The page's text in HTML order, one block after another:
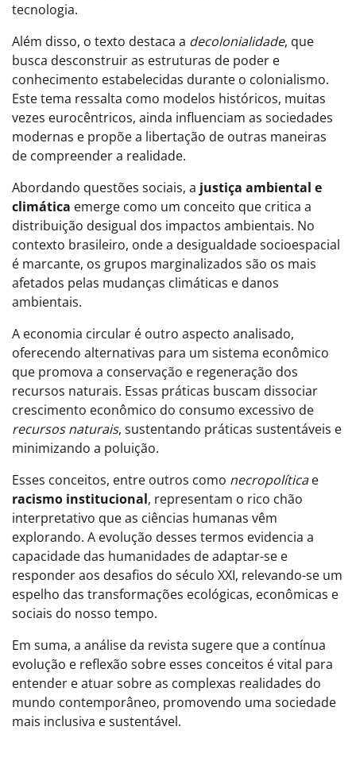
tecnologia.
Além disso, o texto destaca a decolonialidade, que
busca desconstruir as estruturas de poder e
conhecimento estabelecidas durante o colonialismo.
Este tema ressalta como modelos históricos, muitas
vezes eurocêntricos, ainda influenciam as sociedades
modernas e propõe a libertação de outras maneiras
de compreender a realidade.
Abordando questões sociais, a justiça ambiental e
climática emerge como um conceito que critica a
distribuição desigual dos impactos ambientais. No
contexto brasileiro, onde a desigualdade socioespacial
é marcante, os grupos marginalizados são os mais
afetados pelas mudanças climáticas e danos
ambientais.
A economia circular é outro aspecto analisado,
oferecendo alternativas para um sistema econômico
que promova a conservação e regeneração dos
recursos naturais. Essas práticas buscam dissociar
crescimento econômico do consumo excessivo de
recursos naturais, sustentando práticas sustentáveis e
minimizando a poluição.
Esses conceitos, entre outros como necropolíticae
racismo institucional, representam o rico chão
interpretativo que as ciências humanas vêm
explorando. A evolução desses termos evidencia a
capacidade das humanidades de adaptar-se e
responder aos desafios do século XXI, relevando-se um
espelho das transformações ecológicas, econômicas e
sociais do nosso tempo.
Em suma, a análise da revista sugere que a contínua
evolução e reflexão sobre esses conceitos é vital para
entender e atuar sobre as complexas realidades do
mundo contemporâneo, promovendo uma sociedade
mais inclusiva e sustentável.